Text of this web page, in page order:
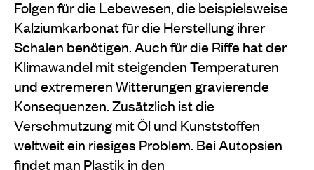
Folgen für die Lebewesen, die beispielsweise
Kalziumkarbonat für die Herstellung ihrer
Schalen benötigen. Auch für die Riffe hat der
Klimawandel mit steigenden Temperaturen
und extremeren Witterungen gravierende
Konsequenzen. Zusätzlich ist die
Verschmutzung mit Öl und Kunststoffen
weltweit ein riesiges Problem. Bei Autopsien
findet man Plastik in den